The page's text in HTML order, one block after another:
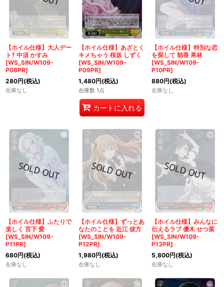
【ホイル仕様】大人デー
ト? 中須 かすみ
[WS_SIN/W109-
P08PR]
280円(税込)
在庫なし
【ホイル仕様】あざとく
キメちゃう 桜坂 しずく
[WS_SIN/W109-
P09PR]
1,480円(税込)
在庫数 1点
カートに入れる
【ホイル仕様】特別な恋
を探して 朝香 果林
[WS_SIN/W109-
P10PR]
880円(税込)
在庫なし
【ホイル仕様】ふたりで
楽しく 宮下 愛
[WS_SIN/W109-
P11PR]
680円(税込)
在庫なし
【ホイル仕様】ずっとあ
なたのことを 近江 彼方
[WS_SIN/W109-
P12PR]
1,980円(税込)
在庫なし
【ホイル仕様】みんなに
伝えるラブ 優木 せつ菜
[WS_SIN/W109-
P13PR]
5,800円(税込)
在庫なし